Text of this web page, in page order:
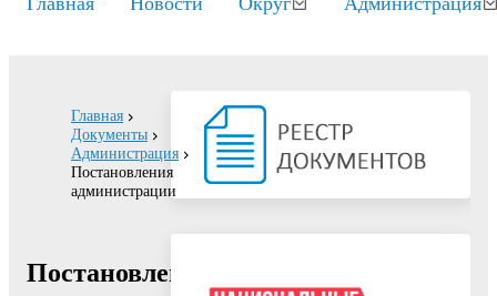
Главная
Документы
Администрация
Постановления
администрации
Постановление